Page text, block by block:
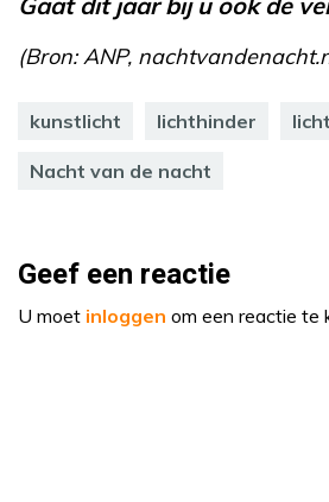
(Bron: ANP,
kunstlicht lichthinder
Nacht van de nacht
Geef een reactie
U moet inloggen om een reactie te